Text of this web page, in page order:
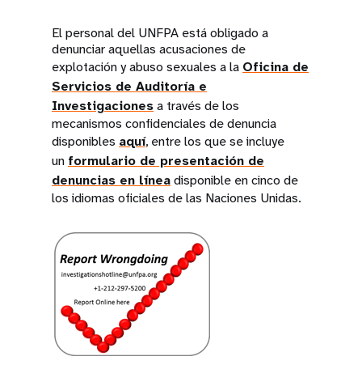
El personal del UNFPA está obligado a
denunciar aquellas acusaciones de
explotación y abuso sexuales a la Oficina de
Servicios de Auditoría e
Investigacionesa través de los
mecanismos confidenciales de denuncia
disponibles aquí, entre los que se incluye
un formulario de presentación de
denuncias en líneadisponible en cinco de
los idiomas oficiales de las Naciones Unidas.